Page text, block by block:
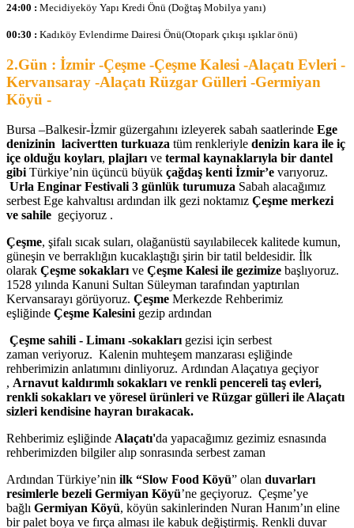
24:00 : Mecidiyeköy Yapı Kredi Önü (Doğtaş Mobilya yanı)
00:30 : Kadıköy Evlendirme Dairesi Önü(Otopark çıkışı ışıklar önü)
2.Gün : İzmir -Çeşme -Çeşme Kalesi -Alaçatı Evleri -
Kervansaray -Alaçatı Rüzgar Gülleri -Germiyan
Köyü -
Bursa –Balkesir-İzmir güzergahını izleyerek sabah saatlerinde Ege
denizinin lacivertten turkuaza tüm renkleriyle denizin kara ile iç
içe olduğu koyları, plajları ve termal kaynaklarıyla bir dantel
gibi Türkiye’nin üçüncü büyük çağdaş kenti İzmir’e varıyoruz.
Urla Enginar Festivali 3 günlük turumuza Sabah alacağımız
serbest Ege kahvaltısı ardından ilk gezi noktamız Çeşme merkezi
ve sahile geçiyoruz .
Çeşme, şifalı sıcak suları, olağanüstü sayılabilecek kalitede kumun,
güneşin ve berraklığın kucaklaştığı şirin bir tatil beldesidir. İlk
olarak Çeşme sokakları ve Çeşme Kalesi ile gezimize başlıyoruz.
1528 yılında Kanuni Sultan Süleyman tarafından yaptırılan
Kervansarayı görüyoruz. Çeşme Merkezde Rehberimiz
eşliğinde Çeşme Kalesini gezip ardından
Çeşme sahili - Limanı -sokakları gezisi için serbest
zaman veriyoruz. Kalenin muhteşem manzarası eşliğinde
rehberimizin anlatımını dinliyoruz. Ardından Alaçatıya geçiyor
, Arnavut kaldırımlı sokakları ve renkli pencereli taş evleri,
renkli sokakları ve yöresel ürünleri ve Rüzgar gülleri ile Alaçatı
sizleri kendisine hayran bırakacak.
Rehberimiz eşliğinde Alaçatı'da yapacağımız gezimiz esnasında
rehberimizden bilgiler alıp sonrasında serbest zaman
Ardından Türkiye’nin ilk “Slow Food Köyü” olan duvarları
resimlerle bezeli Germiyan Köyü’ne geçiyoruz. Çeşme’ye
bağlı Germiyan Köyü, köyün sakinlerinden Nuran Hanım’ın eline
bir palet boya ve fırça alması ile kabuk değiştirmiş. Renkli duvar